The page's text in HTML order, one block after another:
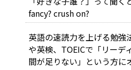
fancy? crush on?
英語の速読力を上げる勉強
や英検、TOEICで「リーデ
間が足りない」という方に